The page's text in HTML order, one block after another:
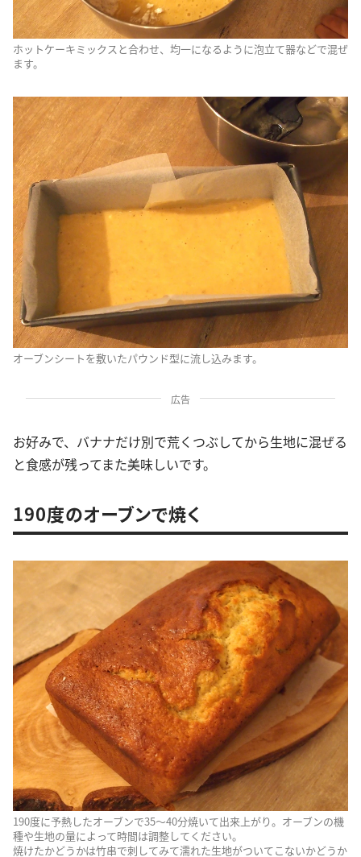
ホットケーキミックスと合わせ、均一になるように泡立て器などで混ぜ
ます。
オーブンシートを敷いたパウンド型に流し込みます。
広告
お好みで、バナナだけ別で荒くつぶしてから生地に混ぜる
と食感が残ってまた美味しいです。
190度のオーブンで焼く
190度に予熱したオーブンで35〜40分焼いて出来上がり。オーブンの機
種や生地の量によって時間は調整してください。
焼けたかどうかは竹串で刺してみて濡れた生地がついてこないかどうか